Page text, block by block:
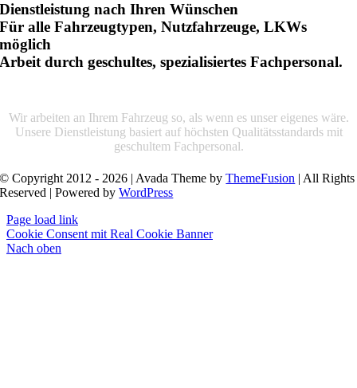
Dienstleistung nach Ihren Wünschen
Für alle Fahrzeugtypen, Nutzfahrzeuge, LKWs
möglich
Arbeit durch geschultes, spezialisiertes Fachpersonal.
Wir arbeiten an Ihrem Fahrzeug so, als wenn es unser eigenes wäre.
Unsere Dienstleistung basiert auf höchsten Qualitätsstandards mit
geschultem Fachpersonal.
© Copyright 2012 - 2026 | Avada Theme byThemeFusion | All Rights
Reserved | Powered byWordPress
Page load link
Cookie Consent mit Real Cookie Banner
Nach oben